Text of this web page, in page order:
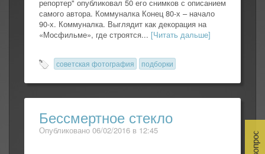
репортер" опубликовал 50 его снимков с описанием
самого автора. Коммуналка Конец 80-х – начало
90-х. Коммуналка. Выглядит как декорация на
«Мосфильме», где строятся... [Читать дальше]
советская фотография подборки
Бессмертное стекло
Опубликовано 06/02/2016 в 12:45